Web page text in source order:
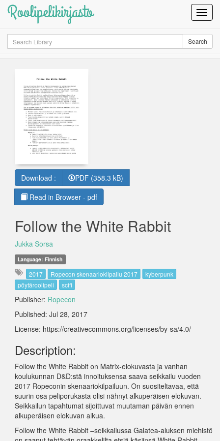
Roolipelikirjasto
Search Search
Download :
PDF (358.3 kB)
Read in Browser - pdf
Follow the White Rabbit
Jukka Sorsa
Language: Finnish
2017 Ropecon skenaariokilpailu 2017
kyberpunk
pöytäroolipeli
scifi
Publisher: Ropecon
Published: Jul 28, 2017
License: https://creativecommons.org/licenses/by-sa/4.0/
Description:
Follow the White Rabbit on Matrix-elokuvasta ja vanhan
koulukunnan D&D:stä innoituksensa saava seikkailu vuoden
2017 Ropeconin skenaariokilpailuun. On suositeltavaa, että
suurin osa peliporukasta olisi nähnyt alkuperäisen elokuvan.
Seikkailun tapahtumat sijoittuvat muutaman päivän ennen
alkuperäisen elokuvan alkua.
Follow the White Rabbit –seikkailussa Galatea-aluksen miehistö